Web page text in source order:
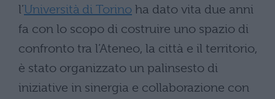
l’Università di Torino ha dato vita due anni
fa con lo scopo di costruire uno spazio di
confronto tra l’Ateneo, la città e il territorio,
è stato organizzato un palinsesto di
iniziative in sinergia e collaborazione con